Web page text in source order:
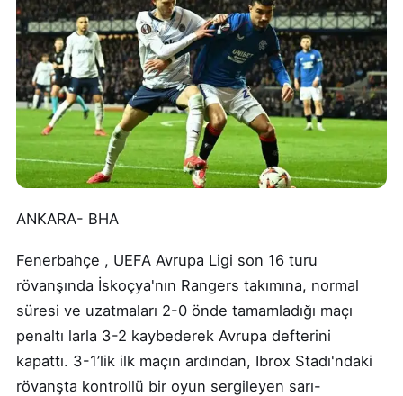
ANKARA- BHA
Fenerbahçe , UEFA Avrupa Ligi son 16 turu
rövanşında İskoçya'nın Rangers takımına, normal
süresi ve uzatmaları 2-0 önde tamamladığı maçı
penaltı larla 3-2 kaybederek Avrupa defterini
kapattı. 3-1’lik ilk maçın ardından, Ibrox Stadı'ndaki
rövanşta kontrollü bir oyun sergileyen sarı-